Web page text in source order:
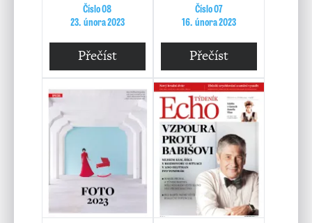
Číslo 08
23. února 2023
Přečíst
Číslo 07
16. února 2023
Přečíst